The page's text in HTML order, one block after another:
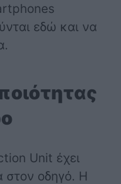
εδώ και να
Unit έχει
στον οδηγό. Η